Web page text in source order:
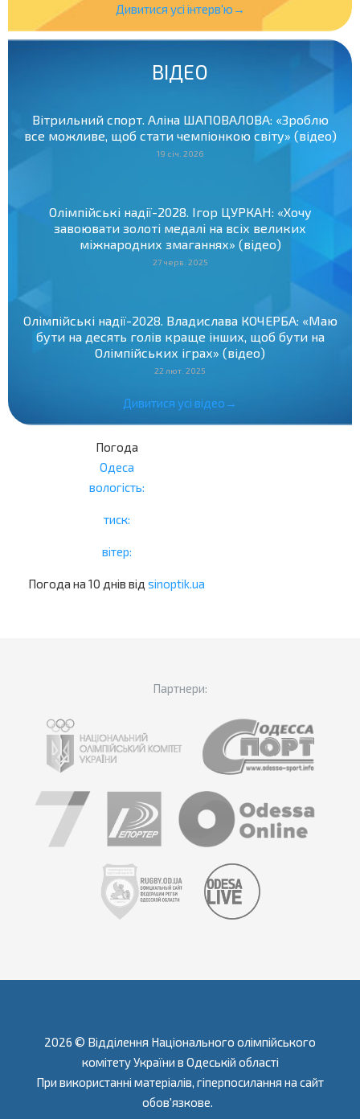
Дивитися усі інтерв'ю→
ВІДЕО
Вітрильний спорт. Аліна ШАПОВАЛОВА: «Зроблю
все можливе, щоб стати чемпіонкою світу» (відео)
19 січ. 2026
Олімпійські надії-2028. Ігор ЦУРКАН: «Хочу
завоювати золоті медалі на всіх великих
міжнародних змаганнях» (відео)
27 черв. 2025
Олімпійські надії-2028. Владислава КОЧЕРБА: «Маю
бути на десять голів краще інших, щоб бути на
Олімпійських іграх» (відео)
22 лют. 2025
Дивитися усі відео→
Погода
Одеса
вологість:
тиск:
вітер:
Погода на 10 днів від sinoptik.ua
Партнери:
2026 © Відділення Національного олімпійського
комітету України в Одеській області
При використанні матеріалів, гіперпосилання на сайт
обов'язкове.